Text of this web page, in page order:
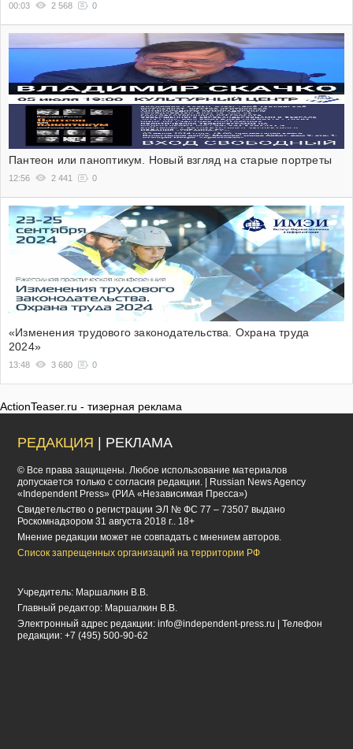
00:03 2 568 0
Пантеон или паноптикум. Новый взгляд на старые портреты
12:56 2 441 0
«Изменения трудового законодательства. Охрана труда
2024»
13:48 3 680 0
ActionTeaser.ru - тизерная реклама
РЕДАКЦИЯ | РЕКЛАМА
© Все права защищены. Любое использование материалов
допускается только с согласия редакции. | Russian News Agency
«Independent Press» (РИА «Независимая Пресса»)
Cвидетельство о регистрации ЭЛ № ФС 77 – 73507 выдано
Роскомнадзором 31 августа 2018 г.. 18+
Мнение редакции может не совпадать с мнением авторов.
Список запрещенных организаций на территории РФ
Учредитель: Маршалкин В.В.
Главный редактор: Маршалкин В.В.
Электронный адрес редакции:info@independent-press.ru
| Телефон
редакции: +7 (495) 500-90-62